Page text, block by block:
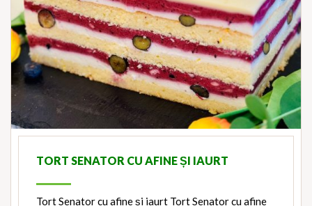
TORT SENATOR CU AFINE ȘI IAURT
Tort Senator cu afine și iaurt Tort Senator cu afine